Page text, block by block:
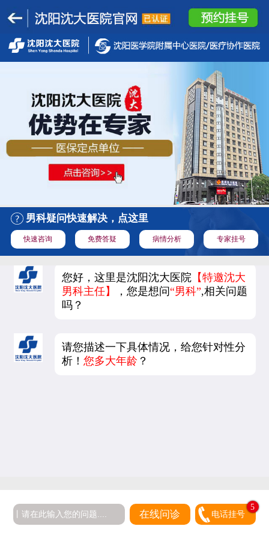
男科疑问快速解决，点这里
快速咨询 免费答疑 病情分析 专家挂号
您好，这里是沈阳沈大医院 【特邀沈大
男科主任】
，您是想问“男科”,相关问题
吗？
请您描述一下具体情况，给您针对性分
析！您多大年龄 ？
在线问诊 电话挂号
5